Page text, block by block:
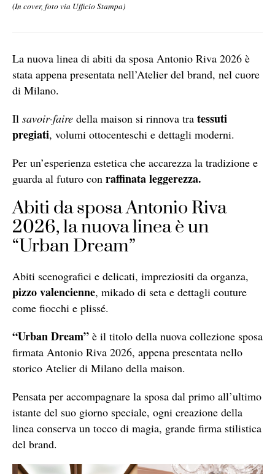
(In cover, foto via Ufficio Stampa)
La nuova linea di abiti da sposa Antonio Riva 2026 è
stata appena presentata nell’Atelier del brand, nel cuore
di Milano.
Il savoir-faire della maison si rinnova tra tessuti
pregiati, volumi ottocenteschi e dettagli moderni.
Per un’esperienza estetica che accarezza la tradizione e
guarda al futuro con raffinata leggerezza.
Abiti da sposa Antonio Riva
2026, la nuova linea è un
“Urban Dream”
Abiti scenografici e delicati, impreziositi da organza,
pizzo valencienne, mikado di seta e dettagli couture
come fiocchi e plissé.
“Urban Dream” è il titolo della nuova collezione sposa
firmata Antonio Riva 2026, appena presentata nello
storico Atelier di Milano della maison.
Pensata per accompagnare la sposa dal primo all’ultimo
istante del suo giorno speciale, ogni creazione della
linea conserva un tocco di magia, grande firma stilistica
del brand.